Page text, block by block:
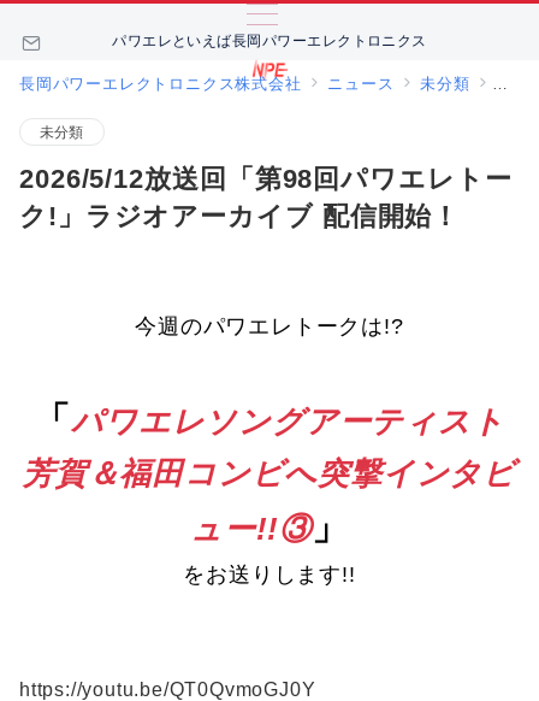
パワエレといえば長岡パワーエレクトロニクス
長岡パワーエレクトロニクス株式会社 ニュース 未分類
未分類
2026/5/12放送回「第98回パワエレトー
ク!」ラジオアーカイブ 配信開始！
今週のパワエレトークは!?
「パワエレソングアーティスト
芳賀＆福田コンビへ突撃インタビ
ュー!!③」
をお送りします!!
https://youtu.be/QT0QvmoGJ0Y